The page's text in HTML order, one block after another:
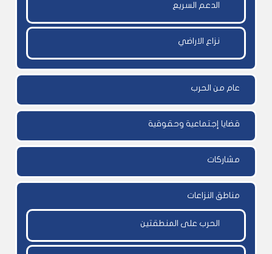
الدعم السريع
نزاع الاراضي
عام من الحرب
قضايا إجتماعية وحقوقية
مشاركات
مناطق النزاعات
الحرب على المنطقتين